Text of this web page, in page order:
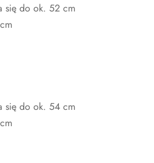
się do ok. 52 cm
się do ok. 54 cm